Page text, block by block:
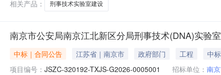
相关产品：
刑事技术实验室建设
南京市公安局南京江北新区分局刑事技术(DNA)实验
中标｜合同公告 江苏省｜南京市 政府部门 工程
中
项目编号： JSZC-320192-TXJS-G2026-0005001 招标单位： 南